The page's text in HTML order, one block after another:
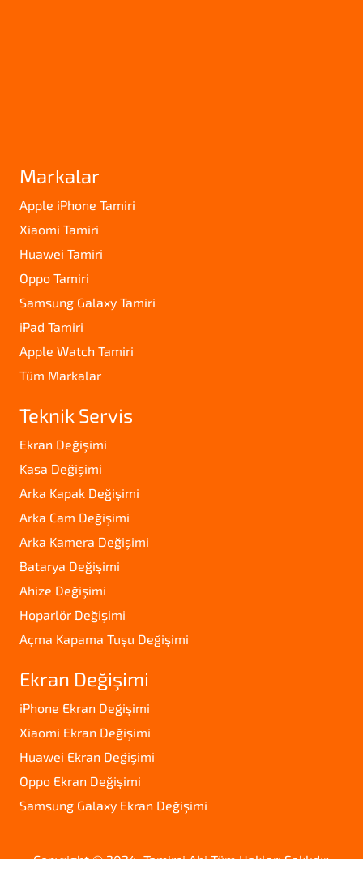
Markalar
Apple iPhone Tamiri
Xiaomi Tamiri
Huawei Tamiri
Oppo Tamiri
Samsung Galaxy Tamiri
iPad Tamiri
Apple Watch Tamiri
Tüm Markalar
Teknik Servis
Ekran Değişimi
Kasa Değişimi
Arka Kapak Değişimi
Arka Cam Değişimi
Arka Kamera Değişimi
Batarya Değişimi
Ahize Değişimi
Hoparlör Değişimi
Açma Kapama Tuşu Değişimi
Ekran Değişimi
iPhone Ekran Değişimi
Xiaomi Ekran Değişimi
Huawei Ekran Değişimi
Oppo Ekran Değişimi
Samsung Galaxy Ekran Değişimi
Copyright © 2024. Tamirci Abi Tüm Hakları Saklıdır.